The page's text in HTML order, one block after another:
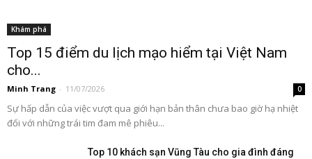
Khám phá
Top 15 điểm du lịch mạo hiểm tại Việt Nam
cho...
Minh Trang - 11/07/2026 0
Sự hấp dẫn của việc vượt qua giới hạn bản thân chưa bao giờ hạ nhiệt
đối với những trái tim đam mê phiêu...
Top 10 khách sạn Vũng Tàu cho gia đình đáng